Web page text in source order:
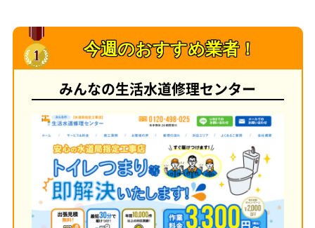
今週のおすすめ業者！
みんなの生活水道修理センター